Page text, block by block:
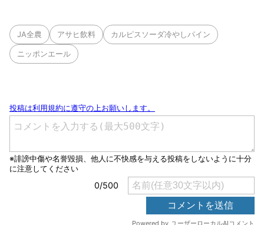
JA全農 アサヒ飲料 カルピスソーダ冷やしパイン
ニッポンエール